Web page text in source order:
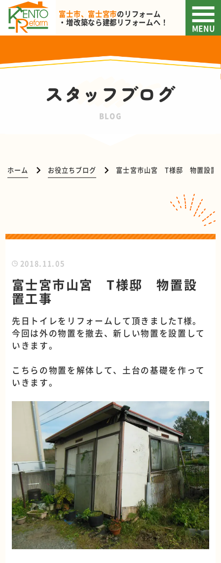
富士市、富士宮市のリフォーム
・増改築なら建都リフォームへ！
MENU
スタッフブログ
BLOG
ホーム お役立ちブログ 富士宮市山宮 T様邸 物置設置
2018.11.05
富士宮市山宮 T様邸 物置設
置工事
先日トイレをリフォームして頂きましたT様。
今回は外の物置を撤去、新しい物置を設置して
いきます。
こちらの物置を解体して、土台の基礎を作って
いきます。